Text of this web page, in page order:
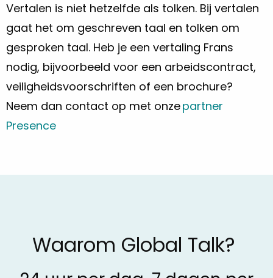
Vertalen is niet hetzelfde als tolken. Bij vertalen
gaat het om geschreven taal en tolken om
gesproken taal. Heb je een vertaling Frans
nodig, bijvoorbeeld voor een arbeidscontract,
veiligheidsvoorschriften of een brochure?
Neem dan contact op met onzepartner
Presence
Waarom Global Talk?